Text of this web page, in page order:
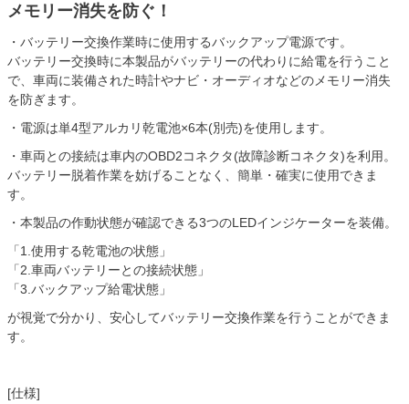
メモリー消失を防ぐ！
・バッテリー交換作業時に使用するバックアップ電源です。
バッテリー交換時に本製品がバッテリーの代わりに給電を行うこと
で、車両に装備された時計やナビ・オーディオなどのメモリー消失
を防ぎます。
・電源は単4型アルカリ乾電池×6本(別売)を使用します。
・車両との接続は車内のOBD2コネクタ(故障診断コネクタ)を利用。
バッテリー脱着作業を妨げることなく、簡単・確実に使用できま
す。
・本製品の作動状態が確認できる3つのLEDインジケーターを装備。
「1.使用する乾電池の状態」
「2.車両バッテリーとの接続状態」
「3.バックアップ給電状態」
が視覚で分かり、安心してバッテリー交換作業を行うことができま
す。
[仕様]